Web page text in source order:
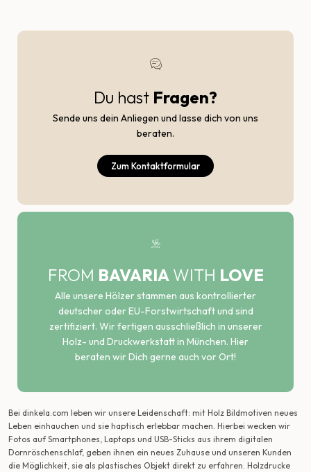
Du hast Fragen?
Sende uns dein Anliegen und lasse dich von uns
beraten.
Zum Kontaktformular
FROM BAVARIAWITH LOVE
Alle unsere Hölzer stammen aus kontrollierter
deutscher oder EU-Forstwirtschaft und sind
zertifiziert. Wir fertigen ausschließlich in unserer
Holz- und Druckwerkstatt in München. Hier
beraten wir Dich gerne auch vor Ort!
Bei dinkela.com leben wir unsere Leidenschaft: mit Holz Bildmotiven neues
Leben einhauchen und sie haptisch erlebbar machen. Hierbei wecken wir
Fotos auf Smartphones, Laptops und USB-Sticks aus ihrem digitalen
Dornröschenschlaf, geben ihnen ein neues Zuhause und unseren Kunden
die Möglichkeit, sie als plastisches Objekt direkt zu erfahren. Holzdrucke